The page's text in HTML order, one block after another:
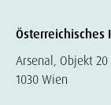
Österreichisches
Arsenal, Objekt 20
1030 Wien